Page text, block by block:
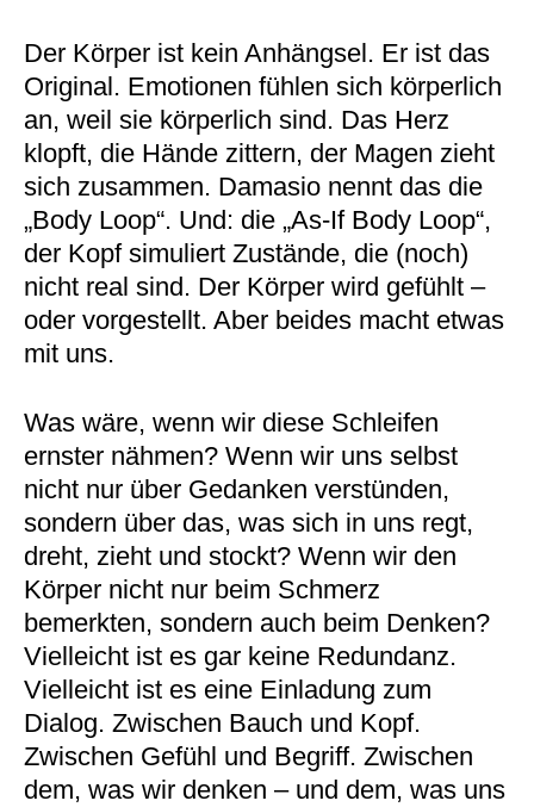
Der Körper ist kein Anhängsel. Er ist das
Original. Emotionen fühlen sich körperlich
an, weil sie körperlich sind. Das Herz
klopft, die Hände zittern, der Magen zieht
sich zusammen. Damasio nennt das die
„Body Loop“. Und: die „As-If Body Loop“,
der Kopf simuliert Zustände, die (noch)
nicht real sind. Der Körper wird gefühlt –
oder vorgestellt. Aber beides macht etwas
mit uns.
Was wäre, wenn wir diese Schleifen
ernster nähmen? Wenn wir uns selbst
nicht nur über Gedanken verstünden,
sondern über das, was sich in uns regt,
dreht, zieht und stockt? Wenn wir den
Körper nicht nur beim Schmerz
bemerkten, sondern auch beim Denken?
Vielleicht ist es gar keine Redundanz.
Vielleicht ist es eine Einladung zum
Dialog. Zwischen Bauch und Kopf.
Zwischen Gefühl und Begriff. Zwischen
dem, was wir denken – und dem, was uns